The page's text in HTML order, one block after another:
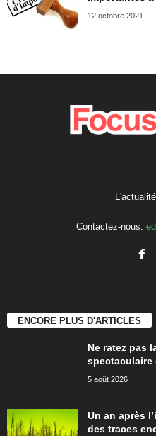
12 octobre 2021
Contactez-nous:
ENCORE PLUS D'ARTICLES
Ne ratez pas
spectaculaire
5 août 2026
Un an après
des traces